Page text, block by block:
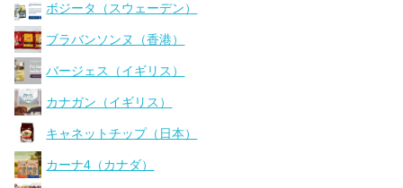
ボジータ（スウェーデン）
ブラバンソンヌ（香港）
バージェス（イギリス）
カナガン（イギリス）
キャネットチップ（日本）
カーナ4（カナダ）